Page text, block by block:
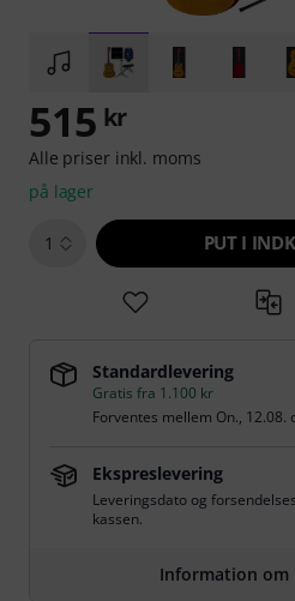
515 kr
Alle priser inkl. moms
på lager
1 PUT I
Standardlevering
Gratis fra 1.100 kr
Forventes mellem On., 12.08.
Ekspreslevering
Leveringsdato og
kassen.
Information om